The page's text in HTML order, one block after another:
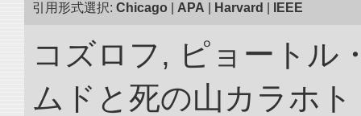
引用形式選択: Chicago APA Harvard IEEE
コズロフ, ピョートル
ムドと死の山カラホ